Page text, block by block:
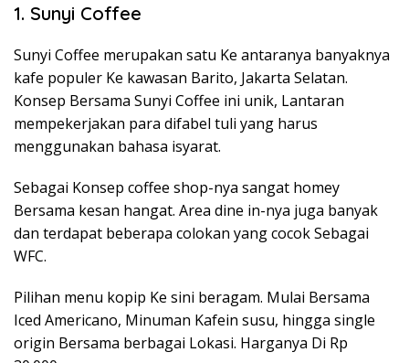
1. Sunyi Coffee
Sunyi Coffee merupakan satu Ke antaranya banyaknya
kafe populer Ke kawasan Barito, Jakarta Selatan.
Konsep Bersama Sunyi Coffee ini unik, Lantaran
mempekerjakan para difabel tuli yang harus
menggunakan bahasa isyarat.
Sebagai Konsep coffee shop-nya sangat homey
Bersama kesan hangat. Area dine in-nya juga banyak
dan terdapat beberapa colokan yang cocok Sebagai
WFC.
Pilihan menu kopip Ke sini beragam. Mulai Bersama
Iced Americano, Minuman Kafein susu, hingga single
origin Bersama berbagai Lokasi. Harganya Di Rp